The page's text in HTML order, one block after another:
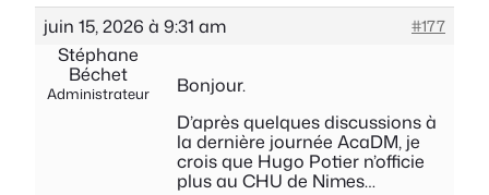
juin 15, 2026 à 9:31 am
#177
Stéphane
Béchet
Administrateur
Bonjour.
D’après quelques discussions à
la dernière journée AcaDM, je
crois que Hugo Potier n’officie
plus au CHU de Nimes…